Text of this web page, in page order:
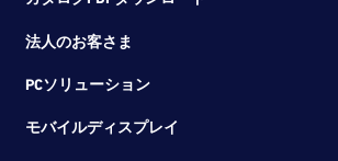
法人のお客さま
PCソリューション
モバイルディスプレイ